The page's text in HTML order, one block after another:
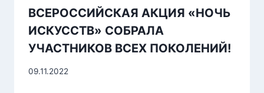
ВСЕРОССИЙСКАЯ АКЦИЯ «НОЧЬ
ИСКУССТВ» СОБРАЛА
УЧАСТНИКОВ ВСЕХ ПОКОЛЕНИЙ!
09.11.2022